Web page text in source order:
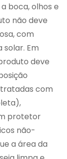
boca, olhos e
não deve
com
solar. Em
deve
com
protetor
não-
a área da